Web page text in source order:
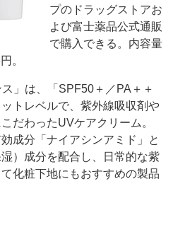
プのドラッグストアお
よび富士薬品公式通販
で購入できる。内容量
。
」は、「SPF50＋／PA＋＋
トレベルで、紫外線吸収剤や
だわったUVケアクリーム。
成分「ナイアシンアミド」と
）成分を配合し、日常的な紫
化粧下地にもおすすめの製品